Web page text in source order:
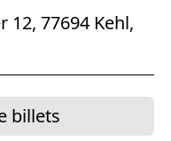
12, 77694 Kehl,
billets